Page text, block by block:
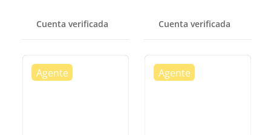
Cuenta verificada Cuenta verificada